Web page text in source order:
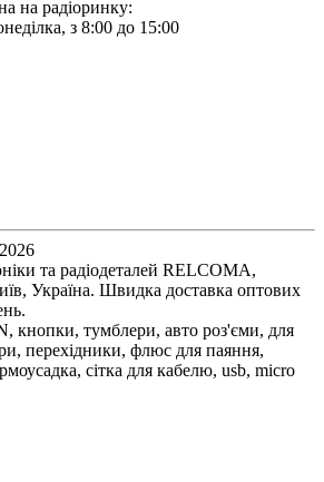
на радіоринку:
з 8:00 до 15:00
та радіодеталей RELCOMA,
Україна. Швидка доставка оптових
кнопки, тумблери, авто роз'єми, для
перехідники, флюс для паяння,
сітка для кабелю, usb, micro